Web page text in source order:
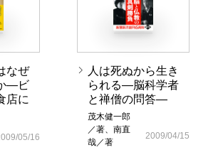
なぜ
―ビ
店に
05/16
人は死ぬから生き
られる―脳科学者
と禅僧の問答―
茂木健一郎
／著、南直
哉／著
2009/04/15